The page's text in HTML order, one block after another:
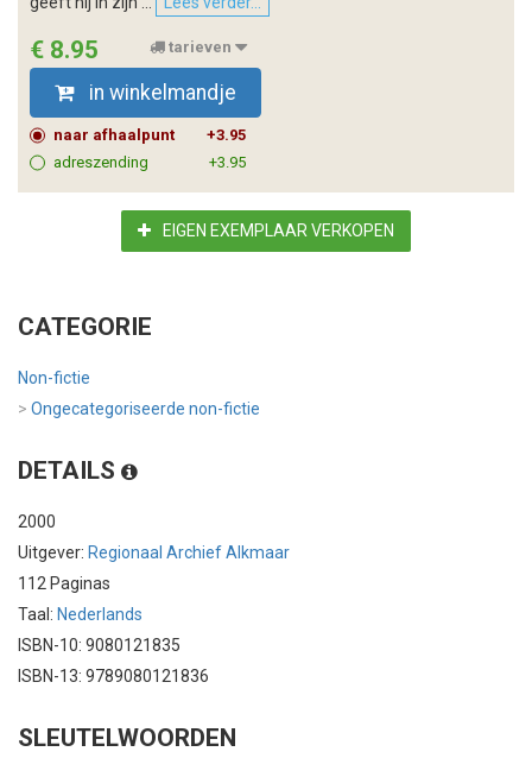
€ 8.95 tarieven
in winkelmandje
naar afhaalpunt
+3.95
adreszending
+3.95
EIGEN EXEMPLAAR VERKOPEN
CATEGORIE
Non-fictie
> Ongecategoriseerde non-fictie
DETAILS
2000
Uitgever: Regionaal Archief Alkmaar
112 Paginas
Taal: Nederlands
ISBN-10: 9080121835
ISBN-13: 9789080121836
SLEUTELWOORDEN